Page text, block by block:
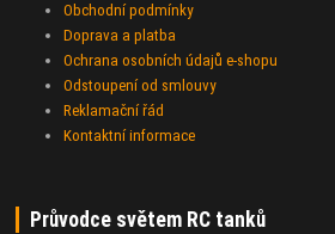
Obchodní podmínky
Doprava a platba
Ochrana osobních údajů e-shopu
Odstoupení od smlouvy
Reklamační řád
Kontaktní informace
Průvodce světem RC tanků